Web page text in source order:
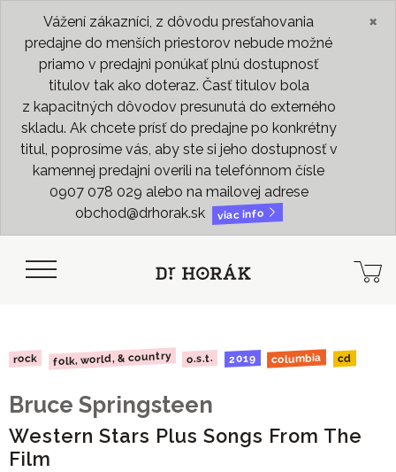
Vážení zákazníci, z dôvodu presťahovania
predajne do menších priestorov nebude možné
priamo v predajni ponúkať plnú dostupnosť
titulov tak ako doteraz. Časť titulov bola
z kapacitných dôvodov presunutá do externého
skladu. Ak chcete prísť do predajne po konkrétny
titul, poprosíme vás, aby ste si jeho dostupnosť v
kamennej predajni overili na telefónnom čísle
0907 078 029 alebo na mailovej adrese
obchod@drhorak.sk
viac info
×
rock folk, world, & country o.s.t. 2019 columbia cd
Bruce Springsteen
Western Stars Plus Songs From The
Film